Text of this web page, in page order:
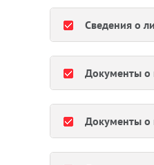
Сведения о
Документы о
Документы о